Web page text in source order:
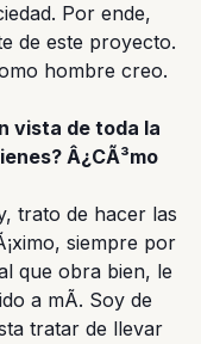
Por ende,
de este proyecto.
hombre creo.
vista de toda la
Â¿CÃ³mo
trato de hacer las
siempre por
que obra bien, le
a mÃ­. Soy de
tratar de llevar